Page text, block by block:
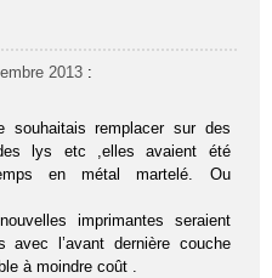
2013 :
remplacer sur des
lys etc ,elles avaient été
en métal martelé. Ou
imprimantes seraient
avec l’avant dernière couche
à moindre coût .